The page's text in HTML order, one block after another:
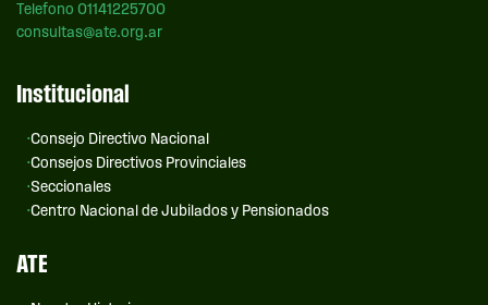
Telefono 01141225700
consultas@ate.org.ar
Institucional
Consejo Directivo Nacional
Consejos Directivos Provinciales
Seccionales
Centro Nacional de Jubilados y Pensionados
ATE